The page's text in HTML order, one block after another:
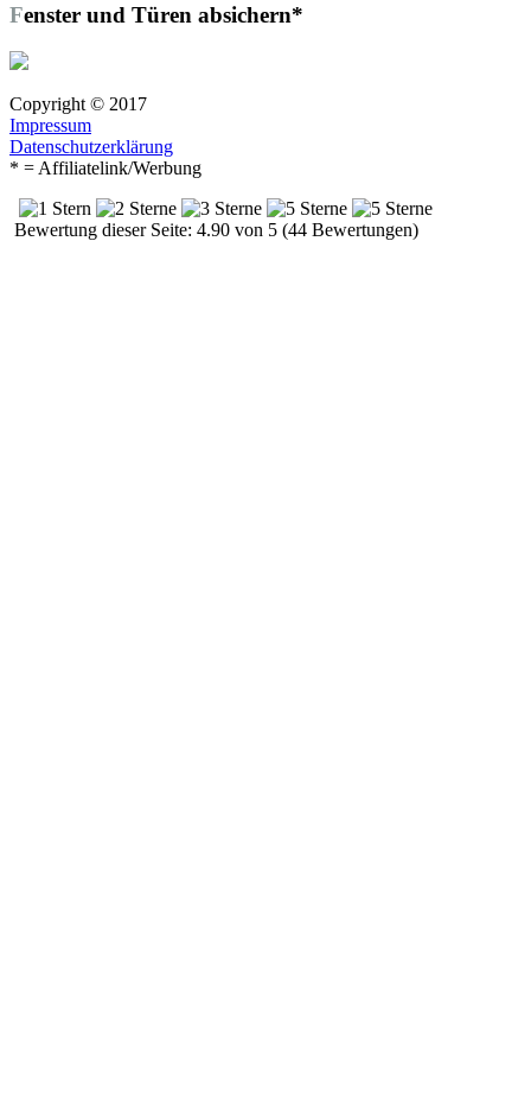
Fenster und Türen absichern*
Copyright © 2017
Impressum
Datenschutzerklärung
* = Affiliatelink/Werbung
Bewertung dieser Seite: 4.90 von 5 (44 Bewertungen)